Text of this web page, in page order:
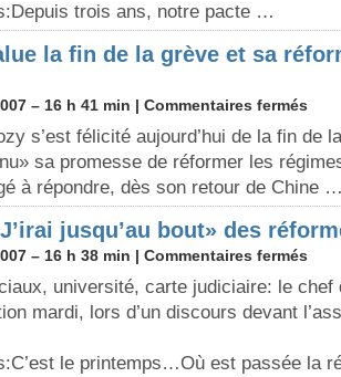
trois ans, notre pacte …
la fin de la grève et sa
– 16 h 41 min | Commentaires fermés
s’est félicité aujourd’hui de la fin de
sa promesse de réformer les
à répondre, dès son retour de Chine
jusqu’au bout» des
– 16 h 38 min | Commentaires fermés
université, carte judiciaire: le chef
mardi, lors d’un discours devant
le printemps…Où est passée la